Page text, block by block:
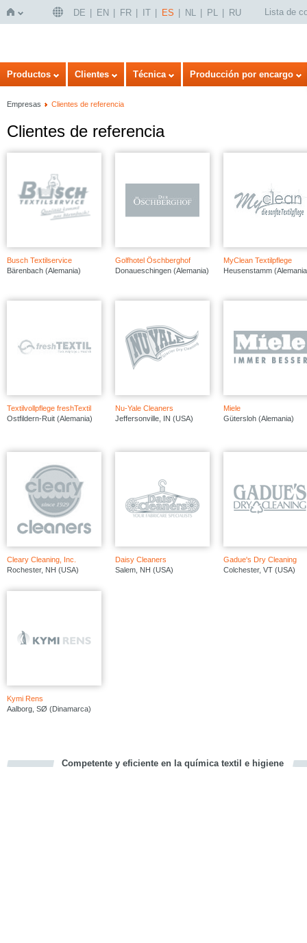
Inicio
DE EN FR IT ES NL PL RU Lista de
Productos Clientes Técnica Producción por encargo
Empresas Clientes de referencia
Clientes de referencia
Busch Textilservice
Bärenbach (Alemania)
Golfhotel Öschberghof
Donaueschingen (Alemania)
MyClean Textilpflege
Heusenstamm
Textilvollpflege freshTextil
Ostfildern-Ruit (Alemania)
Nu-Yale Cleaners
Jeffersonville, IN (USA)
Miele
Gütersloh (Alemania)
Cleary Cleaning, Inc.
Rochester, NH (USA)
Daisy Cleaners
Salem, NH (USA)
Gadue's Dry Cleaning
Colchester, VT (USA)
Kymi Rens
Aalborg, SØ (Dinamarca)
Competente y eficiente en la química textil e higiene